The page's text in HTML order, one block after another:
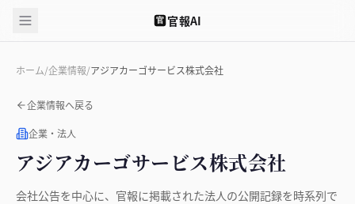
官 官報AI
ホーム/企業情報/アジアカーゴサービス株式会社
企業情報へ戻る
企業・法人
アジアカーゴサービス株式会社
会社公告を中心に、官報に掲載された法人の公開記録を時系列で